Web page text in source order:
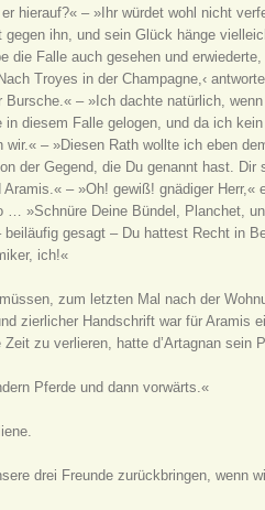
hierauf?« – »Ihr würdet wohl nicht
ihn, und sein Glück hänge
Falle auch gesehen und
Troyes in der Champagne,‹
– »Ich dachte natürlich,
diesem Falle gelogen, und da ich
– »Diesen Rath wollte ich eben
der Gegend, die Du genannt hast.
– »Oh! gewiß! gnädiger Herr,«
»Schnüre Deine Bündel, Planchet,
gesagt – Du hattest Recht in
ich!«
zum letzten Mal nach der
zierlicher Handschrift war für Aramis
zu verlieren, hatte d’Artagnan sein
Pferde und dann vorwärts.«
drei Freunde zurückbringen, wenn